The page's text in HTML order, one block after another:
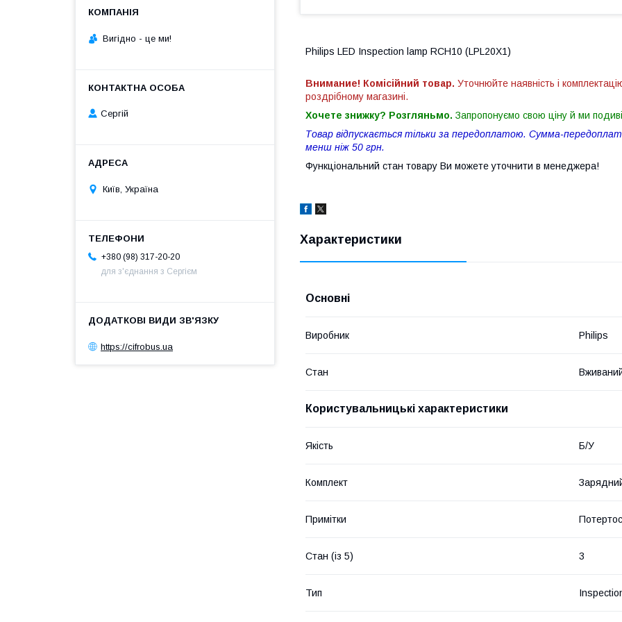
Philips LED Inspection lamp RCH10 (LPL20X1)
Внимание! Комісійний товар. Уточнюйте наявність і
роздрібному магазині.
Хочете знижку? Розгляньмо. Запропонуємо свою ціну й ми
Товар відпускається тільки за передоплатою. Сумма-
менш ніж 50 грн.
Функціональний стан товару Ви можете уточнити в менеджера!
Характеристики
Основні
Виробник Philips
Стан
Користувальницькі характеристики
Якість Б/У
Комплект
Примітки
Стан (із 5) 3
Тип
Вигiдно - це ми!
Сергій
Київ, Україна
+380 (98) 317-20-20
для з'єднання з Сергієм
https://cifrobus.ua